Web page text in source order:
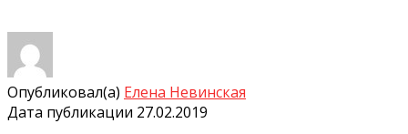
Опубликовал(а) Елена Невинская
Дата публикации 27.02.2019